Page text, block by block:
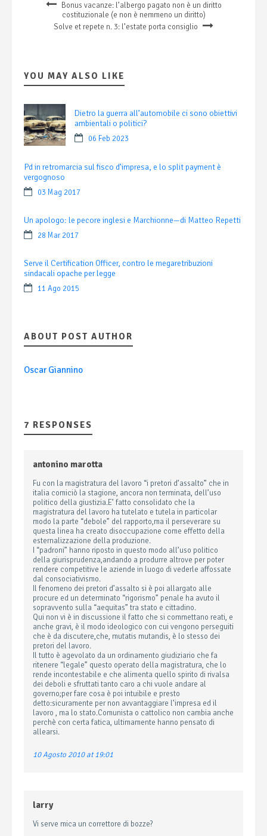
Bonus vacanze: l’albergo pagato non è un diritto
costituzionale (e non è nemmeno un diritto)
Solve et repete n. 3: l’estate porta consiglio
YOU MAY ALSO LIKE
Dietro la guerra all’automobile ci sono obiettivi
ambientali o politici?
06 Feb 2023
Pd in retromarcia sul fisco d’impresa, e lo split payment è
vergognoso
03 Mag 2017
Un apologo: le pecore inglesi e Marchionne—di Matteo Repetti
28 Mar 2017
Serve il Certification Officer, contro le megaretribuzioni
sindacali opache per legge
11 Ago 2015
ABOUT POST AUTHOR
Oscar Giannino
7 RESPONSES
antonino marotta
Fu con la magistratura del lavoro “i pretori d’assalto” che in
italia comiciò la stagione, ancora non terminata, dell’uso
politico della giustizia.E’ fatto consolidato che la
magistratura del lavoro ha tutelato e tutela in particolar
modo la parte “debole” del rapporto,ma il perseverare su
questa linea ha creato disoccupazione come effetto della
esternalizzazione della produzione.
I “padroni” hanno riposto in questo modo all’uso politico
della giurisprudenza,andando a produrre altrove per poter
rendere competitive le aziende in luogo di vederle affossate
dal consociativismo.
Il fenomeno dei pretori d’assalto si è poi allargato alle
procure ed un determinato “rigorismo” penale ha avuto il
sopravvento sulla “aequitas” tra stato e cittadino.
Qui non vi è in discussione il fatto che si commettano reati, e
anche gravi, è il modo ideologico con cui vengono perseguiti
che è da discutere,che, mutatis mutandis, è lo stesso dei
pretori del lavoro.
Il tutto è agevolato da un ordinamento giudiziario che fa
ritenere “legale” questo operato della magistratura, che lo
rende incontestabile e che alimenta quello spirito di rivalsa
dei deboli e sfruttati tanto caro a chi vuole andare al
governo;per fare cosa è poi intuibile e presto
detto:sicuramente per non avvantaggiare l’impresa ed il
lavoro , ma lo stato.Comunista o cattolico non cambia anche
perchè con certa fatica, ultimamente hanno pensato di
allearsi.
10 Agosto 2010 at 19:01
larry
Vi serve mica un correttore di bozze?